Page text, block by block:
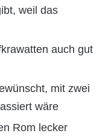
weil das
auch gut
mit zwei
wäre
Rom lecker